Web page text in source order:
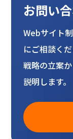
お問い
Webサイト
にご相談くだ
戦略の立案
説明します。